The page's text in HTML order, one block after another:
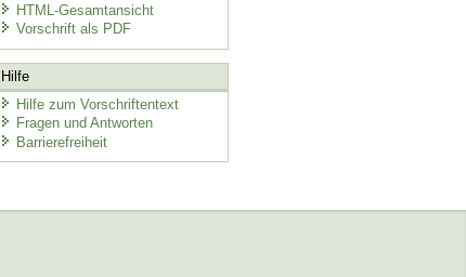
HTML-Gesamtansicht
Vorschrift als PDF
Hilfe
Hilfe zum Vorschriftentext
Fragen und Antworten
Barrierefreiheit